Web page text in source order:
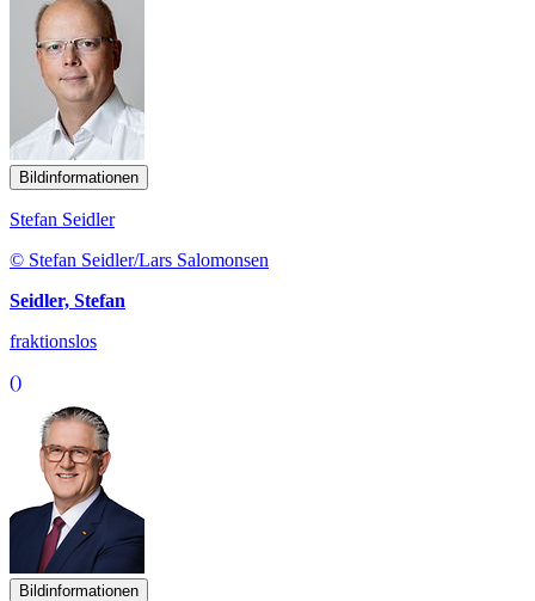
Bildinformationen
Stefan Seidler
© Stefan Seidler/Lars Salomonsen
Seidler, Stefan
fraktionslos
()
Bildinformationen